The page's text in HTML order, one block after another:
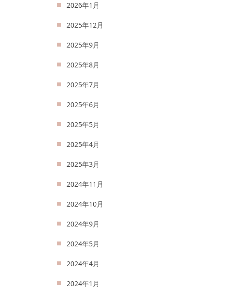
2026年1月
2025年12月
2025年9月
2025年8月
2025年7月
2025年6月
2025年5月
2025年4月
2025年3月
2024年11月
2024年10月
2024年9月
2024年5月
2024年4月
2024年1月